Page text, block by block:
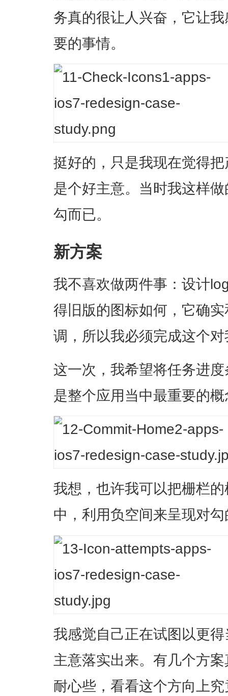
务真的很让人兴奋，它让
要的事情。
挺好的，只是我现在觉得
是个好主意。当时我这样
勾而已。
新方案
我不喜欢做两件事：设计
得旧版的图标如何，它确
调，所以我必须完成这个
这一次，我希望将任务进
是整个应用当中最重要的
我想，也许我可以把栅栏
中，利用负空间来呈现对
我感觉自己正在试图以更
主意落实出来。有几个方
耐心些，看看这个方向上